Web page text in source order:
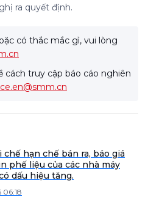
ra quyết định.
có thắc mắc gì, vui lòng
truy cập báo cáo nghiên
chế hạn chế bán ra, báo giá
phế liệu của các nhà máy
dấu hiệu tăng.
06:18